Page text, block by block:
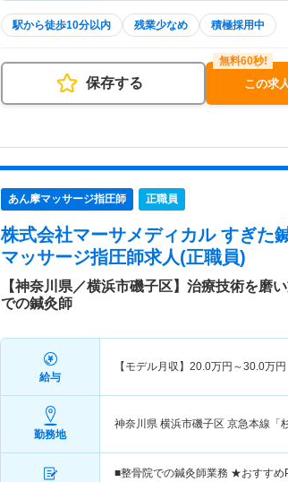
駅から徒歩10分以内 残業少なめ 積極採用中
保存する この求
あん摩マッサージ指圧師 正職員
株式会社マーサメディカル すぎた
マッサージ指圧師求人(正職員)
【神奈川県／横浜市磯子区】治療技術を磨
での鍼灸師
給与
【モデル月収】 20.0万円～30.0万円
勤務地
神奈川県 横浜市磯子区 京急本線「
■整骨院での鍼灸師業務 ★おすす